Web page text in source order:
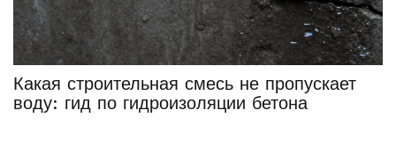
Какая строительная смесь не пропускает
воду: гид по гидроизоляции бетона